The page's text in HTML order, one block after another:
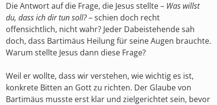
Die Antwort auf die Frage, die Jesus stellte – Was willst
du, dass ich dir tun soll?– schien doch recht
offensichtlich, nicht wahr? Jeder Dabeistehende sah
doch, dass Bartimäus Heilung für seine Augen brauchte.
Warum stellte Jesus dann diese Frage?
Weil er wollte, dass wir verstehen, wie wichtig es ist,
konkrete Bitten an Gott zu richten. Der Glaube von
Bartimäus musste erst klar und zielgerichtet sein, bevor